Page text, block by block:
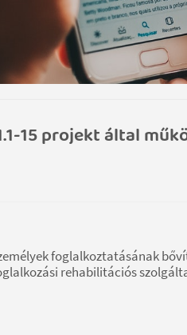
15 projekt által
foglalkoztatásának
rehabilitációs